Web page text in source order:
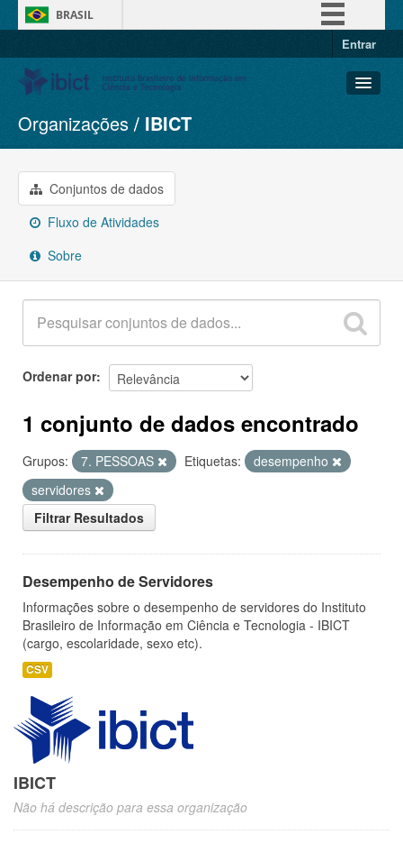
BRASIL
Entrar
Conjuntos de dados
Organizações
Grupos
Sobre
Organizações IBICT
Conjuntos de dados
Fluxo de Atividades
Sobre
Ordenar por
1 conjunto de dados encontrado
Grupos: 7. PESSOAS Etiquetas:
desempenho
servidores
Filtrar Resultados
Desempenho de Servidores
Informações sobre o desempenho de servidores do Instituto
Brasileiro de Informação em Ciência e Tecnologia - IBICT
(cargo, escolaridade, sexo etc).
CSV
IBICT
Não há descrição para essa organização